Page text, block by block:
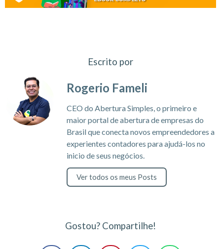
Escrito por
Rogerio Fameli
CEO do Abertura Simples, o primeiro e
maior portal de abertura de empresas do
Brasil que conecta novos empreendedores a
experientes contadores para ajudá-los no
inicio de seus negócios.
Ver todos os meus Posts
Gostou? Compartilhe!